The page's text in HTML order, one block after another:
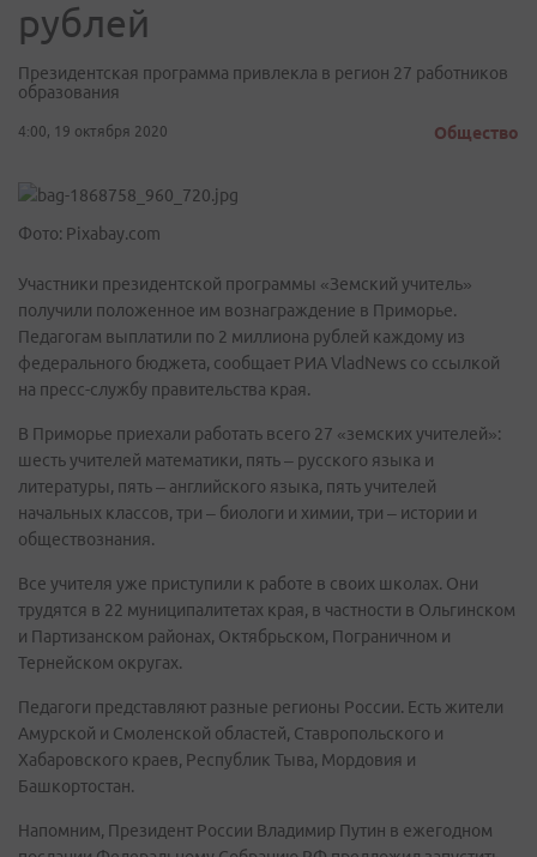
рублей
Президентская программа привлекла в регион 27 работников
образования
4:00, 19 октября 2020 Общество
Фото: Pixabay.com
Участники президентской программы «Земский учитель»
получили положенное им вознаграждение в Приморье.
Педагогам выплатили по 2 миллиона рублей каждому из
федерального бюджета, сообщает РИА VladNews со ссылкой
на пресс-службу правительства края.
В Приморье приехали работать всего 27 «земских учителей»:
шесть учителей математики, пять – русского языка и
литературы, пять – английского языка, пять учителей
начальных классов, три – биологи и химии, три – истории и
обществознания.
Все учителя уже приступили к работе в своих школах. Они
трудятся в 22 муниципалитетах края, в частности в Ольгинском
и Партизанском районах, Октябрьском, Пограничном и
Тернейском округах.
Педагоги представляют разные регионы России. Есть жители
Амурской и Смоленской областей, Ставропольского и
Хабаровского краев, Республик Тыва, Мордовия и
Башкортостан.
Напомним, Президент России Владимир Путин в ежегодном